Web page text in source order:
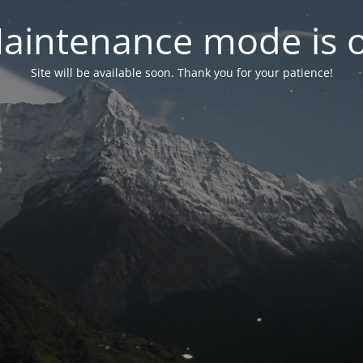
mode is
Site will be available soon. Thank you for your patience!